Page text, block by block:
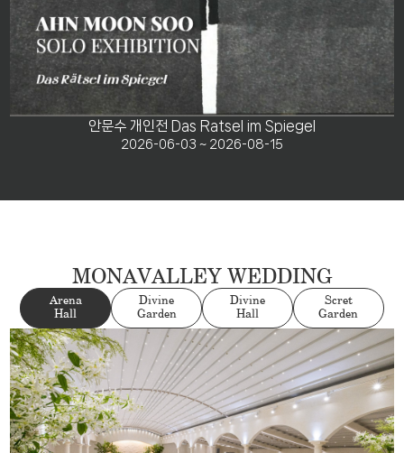
안문수 개인전 Das Ratsel im Spiegel
2026-06-03 ~ 2026-08-15
MONAVALLEY WEDDING
Arena
Hall
Divine
Garden
Divine
Hall
Scret
Garden